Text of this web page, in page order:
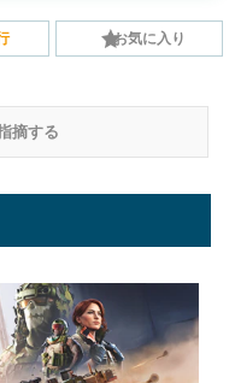
お気に入り
摘する